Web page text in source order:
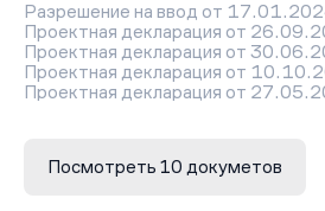
Разрешение на ввод от
Проектная декларация от
Проектная декларация от
Проектная декларация от
Проектная декларация от
Разрешение на строительство
Посмотреть 10 докуметов